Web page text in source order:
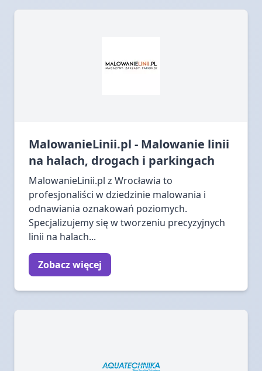
MalowanieLinii.pl - Malowanie linii
na halach, drogach i parkingach
MalowanieLinii.pl z Wrocławia to
profesjonaliści w dziedzinie malowania i
odnawiania oznakowań poziomych.
Specjalizujemy się w tworzeniu precyzyjnych
linii na halach...
Zobacz więcej